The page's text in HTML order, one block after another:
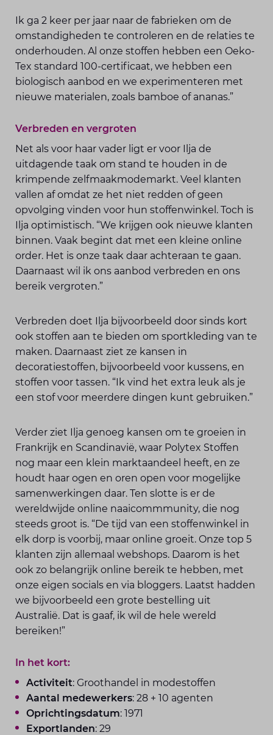
Ik ga 2 keer per jaar naar de fabrieken om de
omstandigheden te controleren en de relaties te
onderhouden. Al onze stoffen hebben een Oeko-
Tex standard 100-certi­ficaat, we hebben een
biologisch aanbod en we experimenteren met
nieuwe materialen, zoals bamboe of ananas.”
Verbreden en vergroten
Net als voor haar vader ligt er voor Ilja de
uitdagende taak om stand te houden in de
krimpende zelfmaakmodemarkt. Veel klanten
vallen af omdat ze het niet redden of geen
opvolging vinden voor hun stoffenwinkel. Toch is
Ilja optimistisch. “We krijgen ook nieuwe klanten
binnen. Vaak begint dat met een kleine online
order. Het is onze taak daar achteraan te gaan.
Daarnaast wil ik ons aanbod verbreden en ons
bereik vergroten.”
Verbreden doet Ilja bijvoorbeeld door sinds kort
ook stoffen aan te bieden om sportkleding van te
maken. Daarnaast ziet ze kansen in
decoratiestoffen, bijvoorbeeld voor kussens, en
stoffen voor tassen. “Ik vind het extra leuk als je
een stof voor meerdere dingen kunt gebruiken.”
Verder ziet Ilja genoeg kansen om te groeien in
Frankrijk en Scandinavië, waar Polytex Stoffen
nog maar een klein marktaandeel heeft, en ze
houdt haar ogen en oren open voor mogelijke
samenwerkingen daar. Ten slotte is er de
wereldwijde online naaicommmunity, die nog
steeds groot is. “De tijd van een stoffenwinkel in
elk dorp is voorbij, maar online groeit. Onze top 5
klanten zijn allemaal webshops. Daarom is het
ook zo belangrijk online bereik te hebben, met
onze eigen socials en via bloggers. Laatst hadden
we bijvoorbeeld een grote bestelling uit
Australië. Dat is gaaf, ik wil de hele wereld
bereiken!”
In het kort:
Activiteit: Groothandel in modestoffen
Aantal medewerkers: 28 + 10 agenten
Oprichtingsdatum: 1971
Exportlanden: 29